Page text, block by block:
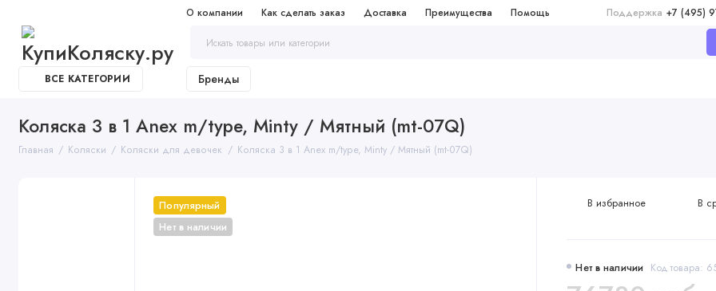
О компании Как сделать заказ Доставка Преимущества Помощь Поддержка +7 (495)
ВСЕ КАТЕГОРИИ Бренды
Коляска 3 в 1 Anex m/type, Minty / Мятный (mt-07Q)
Главная Коляски Коляски для девочек Коляска 3 в 1 Anex m/type, Minty / Мятный (mt-07Q)
Популярный
Нет в наличии
Нет в наличии Код товара:
В избранное В